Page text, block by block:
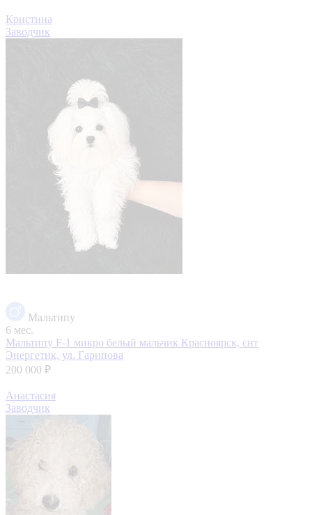
Кристина
Заводчик
Мальтипу
6 мес.
Мальтипу F-1 микро белый мальчик Красноярск, снт
Энергетик, ул. Гарипова
200 000 ₽
Анастасия
Заводчик